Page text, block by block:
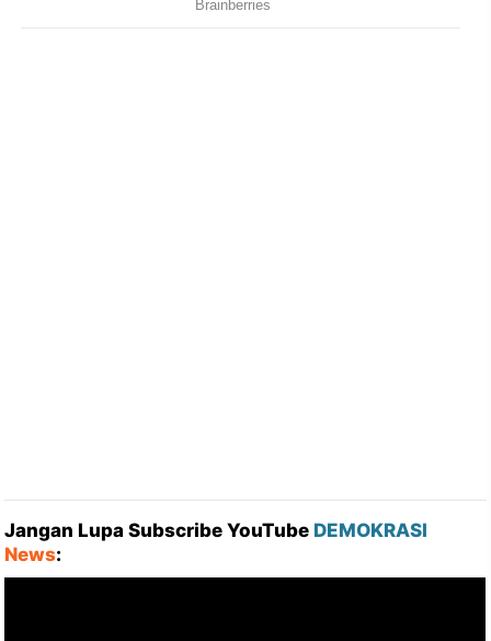
Jangan Lupa Subscribe YouTube DEMOKRASI
News: